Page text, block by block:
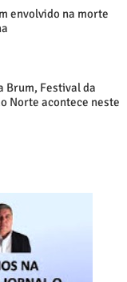
envolvido na morte
Brum, Festival da
Norte acontece neste